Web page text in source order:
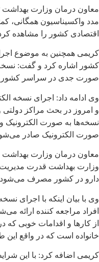
معاون درمان وزارت بهداشت
مدد واکسیناسیون همگانی،
اقتصادی کشور را مشاهده
کریمی همچنین به موضوع
کشور اشاره کرد و گفت: نسخه
صورت جدی در سراسر کشور
وی ادامه داد: اجرای نسخه
صورت الکترونیک صادر
معاون درمان وزارت بهداشت
وزارت بهداشت قدرت
دارو در کشور مصرف
وی با بیان اینکه با اجرای
افراد مراجعه کننده ارائه
از کارها و اقدامات خوبی
خانواده است که در واقع
کریمی اضافه کرد: با این